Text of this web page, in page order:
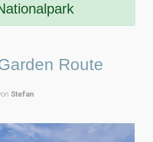
Route
Stefan